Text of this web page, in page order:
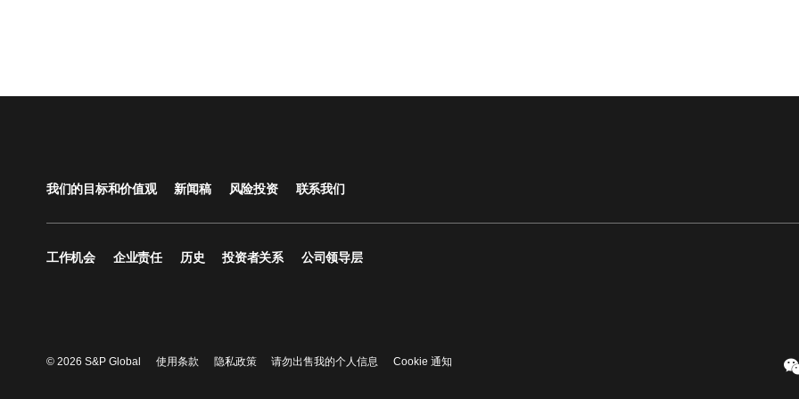
我们的目标和价值观 新闻稿 风险投资 联系我们
工作机会 企业责任 历史 投资者关系 公司领导层
© 2026 S&P Global 使用条款 隐私政策 请勿出售我的个人信息 Cookie 通知